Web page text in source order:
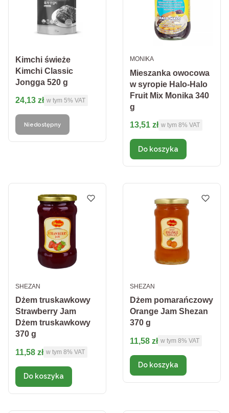
Kimchi świeże
Kimchi Classic
Jongga 520 g
Cena brutto
24,13 zł w tym %s VAT
w tym 5% VAT
Niedostępny
Mieszanka owocowa
w syropie Halo-Halo
Fruit Mix Monika 340
g
PRODUCENT
MONIKA
Cena brutto
13,51 zł w tym %s VAT
w tym 8% VAT
Do koszyka
Dżem truskawkowy
Strawberry Jam
Dżem truskawkowy
370 g
PRODUCENT
SHEZAN
Cena brutto
11,58 zł w tym %s VAT
w tym 8% VAT
Do koszyka
Dżem pomarańczowy
Orange Jam Shezan
370 g
PRODUCENT
SHEZAN
Cena brutto
11,58 zł w tym %s VAT
w tym 8% VAT
Do koszyka